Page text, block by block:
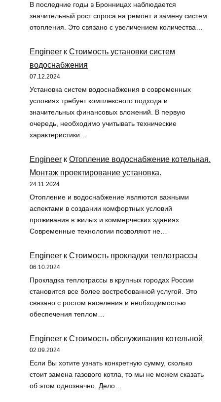
В последние годы в Бронницах наблюдается
значительный рост спроса на ремонт и замену систем
отопления. Это связано с увеличением количества…
Engineer к Стоимость установки систем
водоснабжения
07.12.2024
Установка систем водоснабжения в современных
условиях требует комплексного подхода и
значительных финансовых вложений. В первую
очередь, необходимо учитывать технические
характеристики…
Engineer к Отопление водоснабжение котельная.
Монтаж проектирование установка.
24.11.2024
Отопление и водоснабжение являются важными
аспектами в создании комфортных условий
проживания в жилых и коммерческих зданиях.
Современные технологии позволяют не…
Engineer к Стоимость прокладки теплотрассы
06.10.2024
Прокладка теплотрассы в крупных городах России
становится все более востребованной услугой. Это
связано с ростом населения и необходимостью
обеспечения теплом…
Engineer к Стоимость обслуживания котельной
02.09.2024
Если Вы хотите узнать конкретную сумму, сколько
стоит замена газового котла, то мы не можем сказать
об этом однозначно. Дело…